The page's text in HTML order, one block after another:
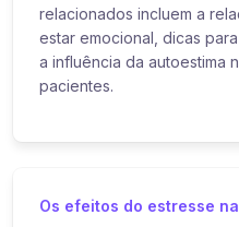
relacionados incluem a
estar emocional, dicas
a influência da autoestima
pacientes.
Os efeitos do estresse